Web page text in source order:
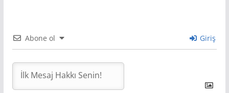
Abone ol Giriş